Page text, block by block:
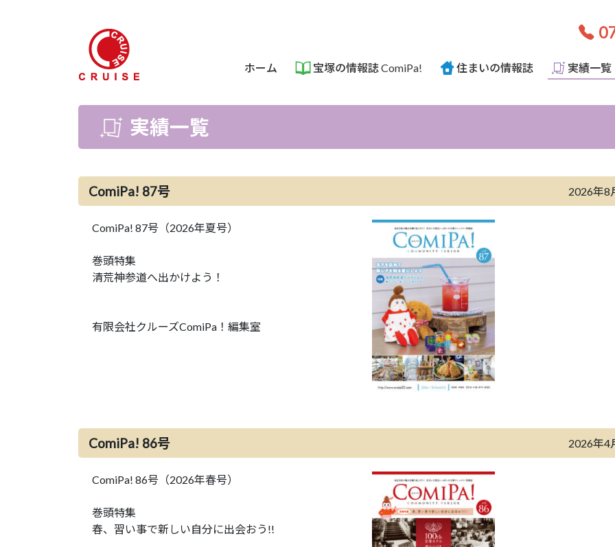
ホーム 宝塚の情報誌 ComiPa! 住まいの情報誌 実績一覧
実績一覧
ComiPa! 87号 2026年8
ComiPa! 87号（2026年夏号）
巻頭特集
清荒神参道へ出かけよう！
有限会社クルーズComiPa！編集室
ComiPa! 86号 2026年4
ComiPa! 86号（2026年春号）
巻頭特集
春、習い事で新しい自分に出会おう!!